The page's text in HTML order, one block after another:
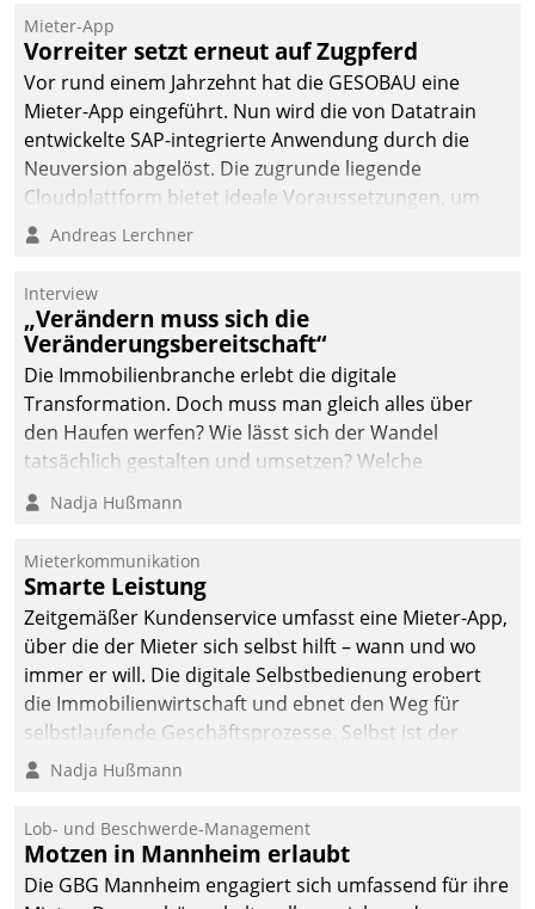
Quartier. Dazwischen
zeigte Datatrain, was es
Neues zu bieten hat.
Mieter-App
Vorreiter setzt erneut auf Zugpferd
Vor rund einem Jahrzehnt hat die GESOBAU eine
Mieter-App eingeführt. Nun wird die von Datatrain
entwickelte SAP-integrierte Anwendung durch die
Neuversion abgelöst. Die zugrunde liegende
Cloudplattform bietet ideale Voraussetzungen, um
die Funktionalität der App zu erweitern und weitere
integrieren.
Andreas Lerchner
Interview
„Verändern muss sich die
Veränderungsbereitschaft“
Die Immobilienbranche erlebt die digitale
Transformation. Doch muss man gleich alles über
den Haufen werfen? Wie lässt sich der Wandel
tatsächlich gestalten und umsetzen? Welche
Argumente zählen wirklich?
Nadja Hußmann
Mieterkommunikation
Smarte Leistung
Zeitgemäßer Kundenservice umfasst eine Mieter-App,
über die der Mieter sich selbst hilft – wann und wo
immer er will. Die digitale Selbstbedienung erobert
die Immobilienwirtschaft und ebnet den Weg für
selbstlaufende Geschäftsprozesse. Selbst ist der
Kunde und smart der Serviceanbieter.
Nadja Hußmann
Lob- und Beschwerde-Management
Motzen in Mannheim erlaubt
Die GBG Mannheim engagiert sich umfassend für ihre